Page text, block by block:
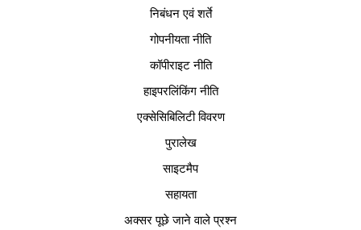
निबंधन एवं शर्ते
गोपनीयता नीति
कॉपीराइट नीति
हाइपरलिंकिंग नीति
एक्सेसिबिलिटी विवरण
पुरालेख
साइटमैप
सहायता
अक्सर पूछे जाने वाले प्रश्न